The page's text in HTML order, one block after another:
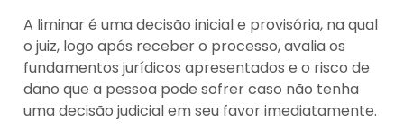
A liminar é uma decisão inicial e provisória, na qual
o juiz, logo após receber o processo, avalia os
fundamentos jurídicos apresentados e o risco de
dano que a pessoa pode sofrer caso não tenha
uma decisão judicial em seu favor imediatamente.